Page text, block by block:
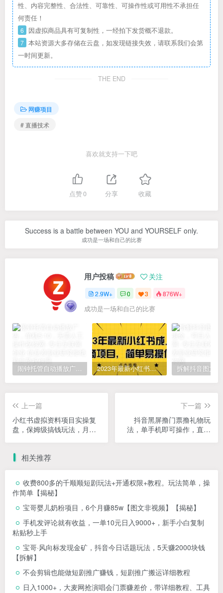
性、内容完整性、合法性、可靠性、可操作性或可用性不承担任
何责任！
6 因虚拟商品具有可复制性，一经拍下发货概不退款。
7 本站资源大多存储在云盘，如发现链接失效，请联系我们会第
一时间更新。
THE END
网赚项目
# 直播技术
喜欢就支持一下吧
点赞0 分享 收藏
Success is a battle between YOU and YOURSELF only.
成功是一场和自己的比赛
用户投稿 关注
2.9W+ 0 3 876W+
成功是一场和自己的比赛
闹钟托管自动播放广告，单机5-10，无需人工操作 2023年最新小红书成人电商项目，简单易操作【详细教程】
上一篇
小红书虚拟资料项目实操复
盘，保姆级搞钱玩法，月入
下一篇
抖音黑屏撸门票撸礼物玩
法，单手机即可操作，直播
相关推荐
收费800多的千顺顺短剧玩法+开通权限+教程。玩法简单，操
作简单【揭秘】
宝哥婴儿奶粉项目，6个月赚85w【图文非视频】【揭秘】
手机发评论就有收益，一单10元日入9000+，新手小白复制
粘贴秒上手
宝哥·风向标发现金矿，抖音今日话题玩法，5天赚2000块钱
【拆解】
不会剪辑也能做短剧推广赚钱，短剧推广搬运详细教程
日入1000+，大麦网抢演唱会门票赚差价，带详细教程、工具